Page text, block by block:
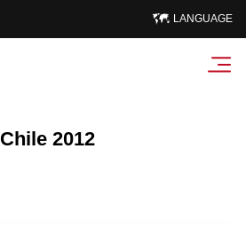
LANGUAGE
Chile 2012